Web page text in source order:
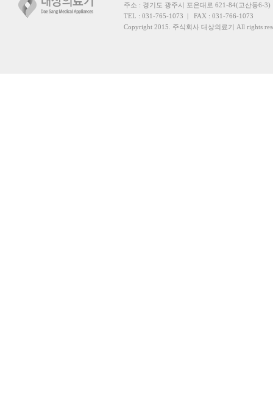
주소 : 경기도 광주시 포은대로 621-84(고산동6-3)
TEL : 031-765-1073 | FAX : 031-766-1073
Copyright 2015. 주식회사 대상의료기 All rights